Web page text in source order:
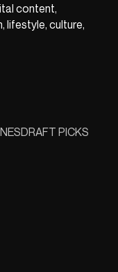
content,
lifestyle, culture,
DRAFT PICKS